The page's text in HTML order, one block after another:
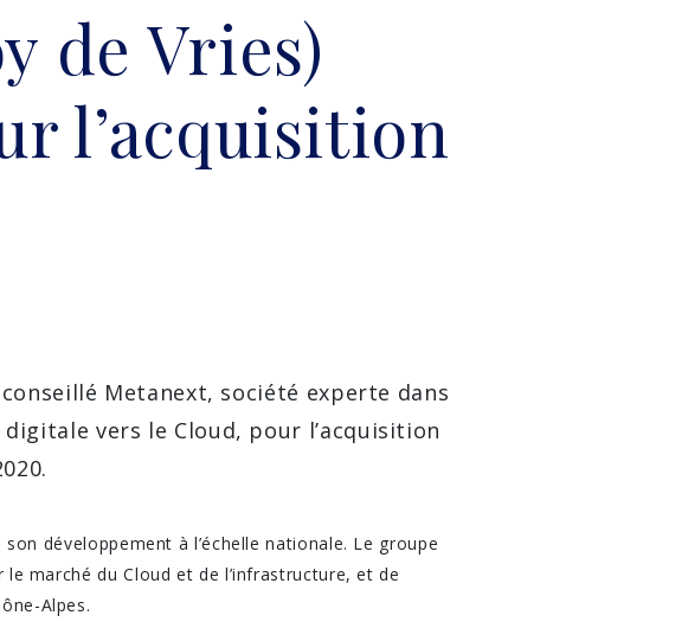
de Vries)
l’acquisition
Metanext, société experte dans
vers le Cloud, pour l’acquisition
développement à l’échelle nationale. Le groupe
marché du Cloud et de l’infrastructure, et de
Alpes.